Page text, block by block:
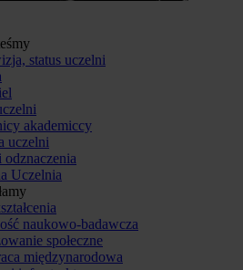
status uczelni
akademiccy
uczelni
odznaczenia
Uczelnia
naukowo-badawcza
społeczne
międzynarodowa